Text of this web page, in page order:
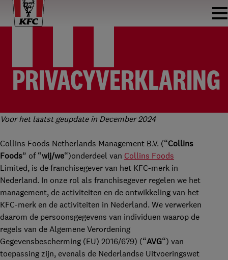
PRIVACYVERKLARING
Voor het laatst geupdate in December 2024
Collins Foods Netherlands Management B.V. (“Collins
Foods” of “wij/we“)onderdeel van Collins Foods
Limited, is de franchisegever van het KFC-merk in
Nederland. In onze rol als franchisegever regelen we het
management, de activiteiten en de ontwikkeling van het
KFC-merk en de activiteiten in Nederland. We verwerken
daarom de persoonsgegevens van individuen waarop de
regels van de Algemene Verordening
Gegevensbescherming (EU) 2016/679) (“AVG“) van
toepassing zijn, evenals de Nederlandse Uitvoeringswet